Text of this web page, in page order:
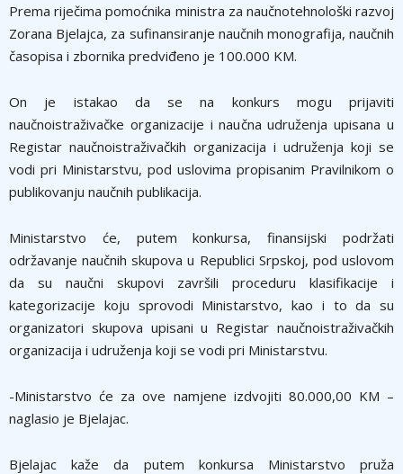
Prema riječima pomoćnika ministra za naučnotehnološki razvoj
Zorana Bjelajca, za sufinansiranje naučnih monografija, naučnih
časopisa i zbornika predviđeno je 100.000 KM.
On je istakao da se na konkurs mogu prijaviti
naučnoistraživačke organizacije i naučna udruženja upisana u
Registar naučnoistraživačkih organizacija i udruženja koji se
vodi pri Ministarstvu, pod uslovima propisanim Pravilnikom o
publikovanju naučnih publikacija.
Ministarstvo će, putem konkursa, finansijski podržati
održavanje naučnih skupova u Republici Srpskoj, pod uslovom
da su naučni skupovi završili proceduru klasifikacije i
kategorizacije koju sprovodi Ministarstvo, kao i to da su
organizatori skupova upisani u Registar naučnoistraživačkih
organizacija i udruženja koji se vodi pri Ministarstvu.
-Ministarstvo će za ove namjene izdvojiti 80.000,00 KM –
naglasio je Bjelajac.
Bjelajac kaže da putem konkursa Ministarstvo pruža